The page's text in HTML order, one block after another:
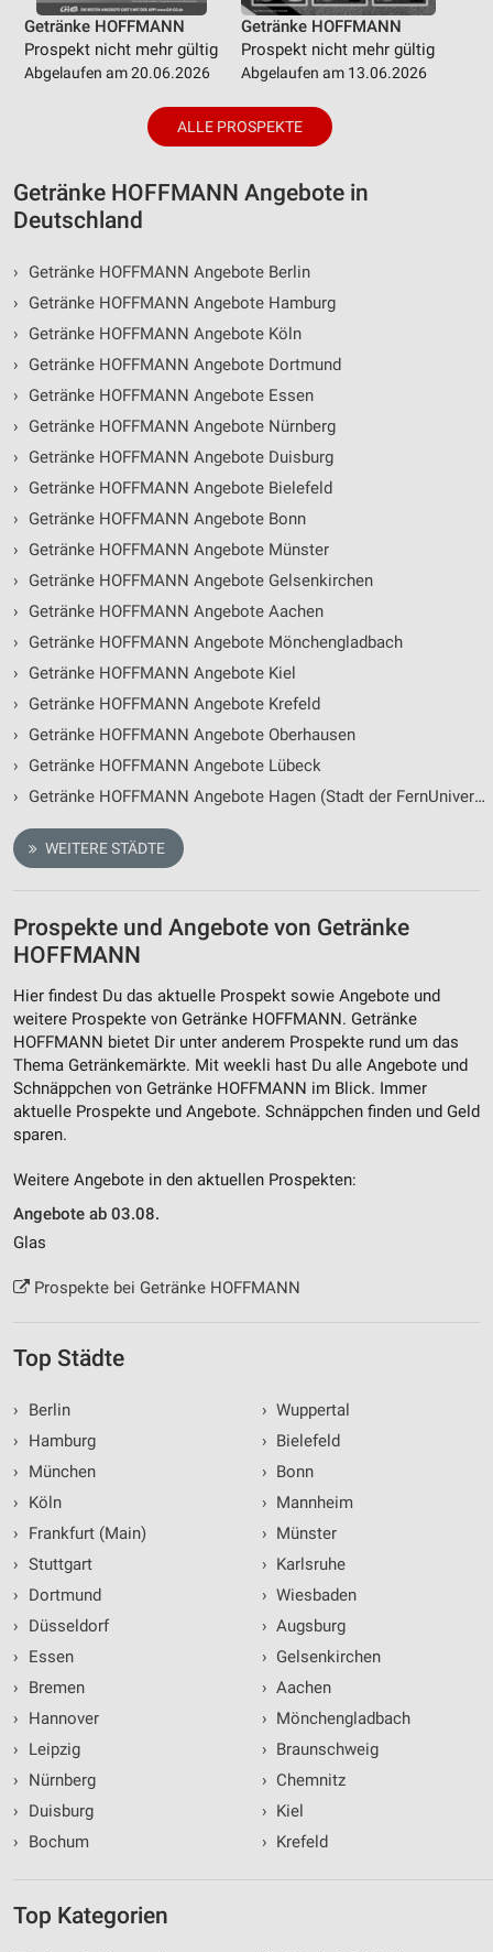
Getränke HOFFMANN
Prospekt nicht mehr gültig
Abgelaufen am 20.06.2026
Getränke HOFFMANN
Prospekt nicht mehr gültig
Abgelaufen am 13.06.2026
ALLE PROSPEKTE
Getränke HOFFMANN Angebote in
Deutschland
›
Getränke HOFFMANN Angebote Berlin
›
Getränke HOFFMANN Angebote Hamburg
›
Getränke HOFFMANN Angebote Köln
›
Getränke HOFFMANN Angebote Dortmund
›
Getränke HOFFMANN Angebote Essen
›
Getränke HOFFMANN Angebote Nürnberg
›
Getränke HOFFMANN Angebote Duisburg
›
Getränke HOFFMANN Angebote Bielefeld
›
Getränke HOFFMANN Angebote Bonn
›
Getränke HOFFMANN Angebote Münster
›
Getränke HOFFMANN Angebote Gelsenkirchen
›
Getränke HOFFMANN Angebote Aachen
›
Getränke HOFFMANN Angebote Mönchengladbach
›
Getränke HOFFMANN Angebote Kiel
›
Getränke HOFFMANN Angebote Krefeld
›
Getränke HOFFMANN Angebote Oberhausen
›
Getränke HOFFMANN Angebote Lübeck
›
Getränke HOFFMANN Angebote Hagen (Stadt der FernUniversität)
WEITERE STÄDTE
Prospekte und Angebote von Getränke
HOFFMANN
Hier findest Du das aktuelle Prospekt sowie Angebote und
weitere Prospekte von Getränke HOFFMANN. Getränke
HOFFMANN bietet Dir unter anderem Prospekte rund um das
Thema Getränkemärkte. Mit weekli hast Du alle Angebote und
Schnäppchen von Getränke HOFFMANN im Blick. Immer
aktuelle Prospekte und Angebote. Schnäppchen finden und Geld
sparen.
Weitere Angebote in den aktuellen Prospekten:
Angebote ab 03.08.
Glas
Prospekte bei Getränke HOFFMANN
Top Städte
›
Berlin
›
Hamburg
›
München
›
Köln
›
Frankfurt (Main)
› Stuttgart
›
Dortmund
›
Düsseldorf
›
Essen
›
Bremen
›
Hannover
›
Leipzig
›
Nürnberg
›
Duisburg
›
Bochum
› Wuppertal
› Bielefeld
› Bonn
› Mannheim
› Münster
› Karlsruhe
› Wiesbaden
› Augsburg
› Gelsenkirchen
› Aachen
› Mönchengladbach
› Braunschweig
› Chemnitz
› Kiel
› Krefeld
Top Kategorien